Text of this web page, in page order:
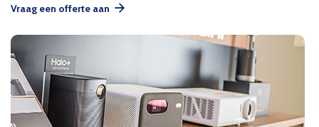
Vraag een offerte aan